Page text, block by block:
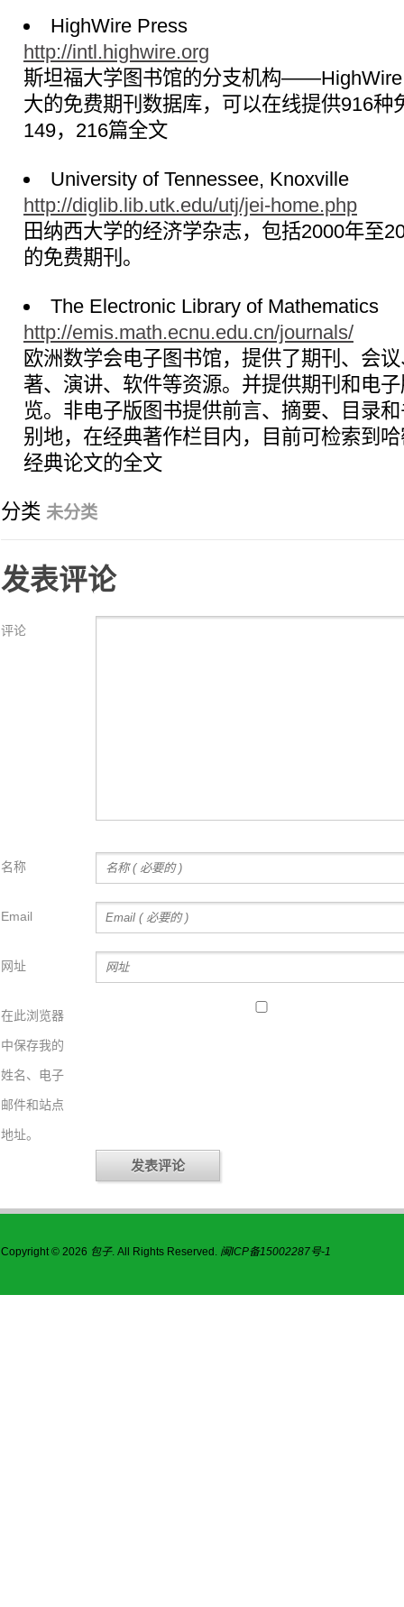
HighWire Press
http://intl.highwire.org
斯坦福大学图书馆的分支机构
大的免费期刊数据库，可以在线提供916种
149，216篇全文
University of Tennessee, Knoxville
http://diglib.lib.utk.edu/utj/jei-home.php
田纳西大学的经济学杂志，包括2000年至
的免费期刊。
The Electronic Library of Mathematics
http://emis.math.ecnu.edu.cn/journals/
欧洲数学会电子图书馆，提供了期刊、会
著、演讲、软件等资源。并提供期刊和电
览。非电子版图书提供前言、摘要、目录
别地，在经典著作栏目内，目前可检索到
经典论文的全文
分类 未分类
发表评论
评论
名称
Email
网址
在此浏览器
中保存我的
姓名、电子
邮件和站点
地址。
Copyright © 2026 包子. All Rights Reserved. 闽ICP备15002287号-1